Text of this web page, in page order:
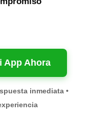
App Ahora
inmediata •